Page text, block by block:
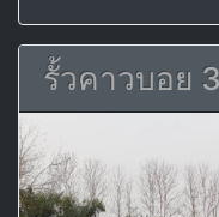
รั้วคาวบอย